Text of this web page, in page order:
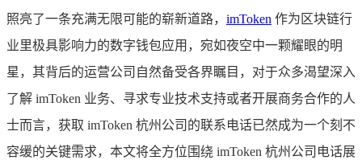
照亮了一条充满无限可能的崭新道路， imToken 作为区块链行
业里极具影响力的数字钱包应用，宛如夜空中一颗耀眼的明
星，其背后的运营公司自然备受各界瞩目，对于众多渴望深入
了解 imToken 业务、寻求专业技术支持或者开展商务合作的人
士而言，获取 imToken 杭州公司的联系电话已然成为一个刻不
容缓的关键需求，本文将全方位围绕 imToken 杭州公司电话展